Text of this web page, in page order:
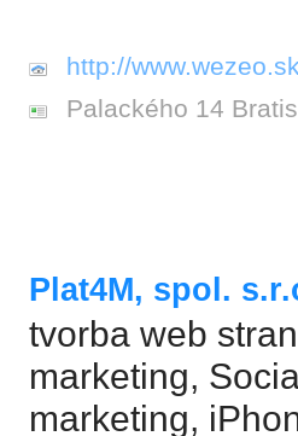
http://
Palackého 14
Plat4M, spol.
tvorba web
marketing,
marketing,